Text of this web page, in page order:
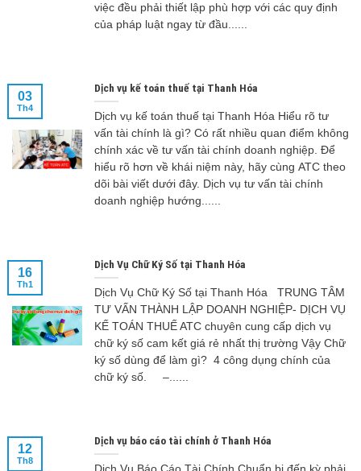
việc đều phải thiết lập phù hợp với các quy định
của pháp luật ngay từ đầu......
Dịch vụ kế toán thuế tại Thanh Hóa
Dịch vụ kế toán thuế tại Thanh Hóa Hiểu rõ tư
vấn tài chính là gì? Có rất nhiều quan điểm không
chính xác về tư vấn tài chính doanh nghiệp. Để
hiểu rõ hơn về khái niệm này, hãy cùng ATC theo
dõi bài viết dưới đây. Dịch vụ tư vấn tài chính
doanh nghiệp hướng......
03
Th4
Dịch Vụ Chữ Ký Số tại Thanh Hóa
Dịch Vụ Chữ Ký Số tại Thanh Hóa TRUNG TÂM
TƯ VẤN THÀNH LẬP DOANH NGHIỆP- DỊCH VỤ
KẾ TOÁN THUẾ ATC chuyên cung cấp dịch vụ
chữ ký số cam kết giá rẻ nhất thị trường Vậy Chữ
ký số dùng để làm gì? 4 công dụng chính của
chữ ký số. –......
16
Th1
Dịch vụ báo cáo tài chính ở Thanh Hóa
12
Th8